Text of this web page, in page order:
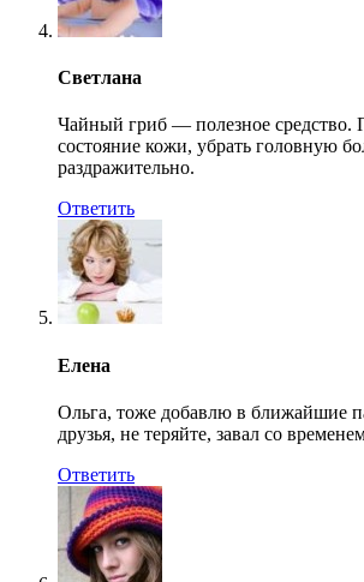
Светлана
Чайный гриб — полезное средство.
состояние кожи, убрать головную
раздражительно.
Ответить
Елена
Ольга, тоже добавлю в ближайшие
друзья, не теряйте, завал со
Ответить